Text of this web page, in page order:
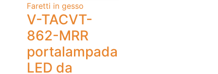
Faretti in gesso
V-TACVT-
862-MRR
portalampada
LED da